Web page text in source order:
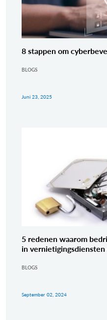
8 stappen om
BLOGS
Juni 23, 2025
5 redenen waarom
in
BLOGS
September 02, 2024